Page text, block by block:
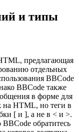
и типы
предлагающая
отдельных
BBCode
BBCode также
в форме для
на HTML, но теги в
[ и ], а не в < и >.
обратитесь